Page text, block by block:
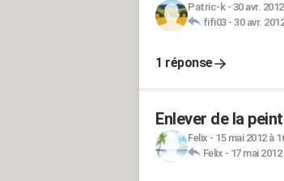
Patric-k- 30 avr.
fifi03- 30 avr.
1 réponse
Enlever de la
Felix - 15 mai 2012 à
Felix - 17 mai 2012